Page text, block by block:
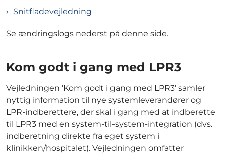
Snitfladevejledning
Se ændringslogs nederst på denne side.
Kom godt i gang med LPR3
Vejledningen 'Kom godt i gang med LPR3' samler
nyttig information til nye systemleverandører og
LPR-indberettere, der skal i gang med at indberette
til LPR3 med en system-til-system-integration (dvs.
indberetning direkte fra eget system i
klinikken/hospitalet). Vejledningen omfatter